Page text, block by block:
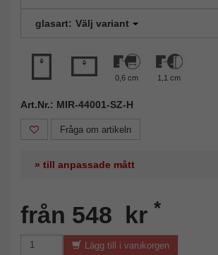
glasart: Välj variant
0,6 cm 1,1 cm
Art.Nr.: MIR-44001-SZ-H
Fråga om artikeln
» till anpassade mått
från 548 kr *
Lägg till i varukorgen